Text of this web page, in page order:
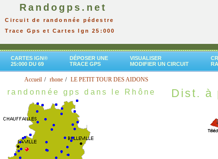
Randogps.net
Circuit de randonnée pédestre
Trace Gps et Cartes Ign 25:000
CARTES IGN®
25:000 DU 69
DÉPOSER UNE
TRACE GPS
VISUALISER
MODIFIER UN CIRCUIT
Accueil rhone LE PETIT TOUR DES AIDONS
randonnée gps dans le Rhône Dist. à